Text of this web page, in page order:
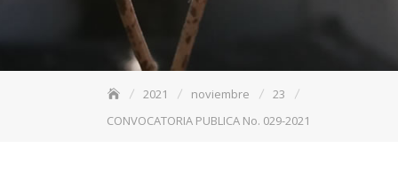
2021 noviembre
23
CONVOCATORIA PUBLICA No. 029-2021